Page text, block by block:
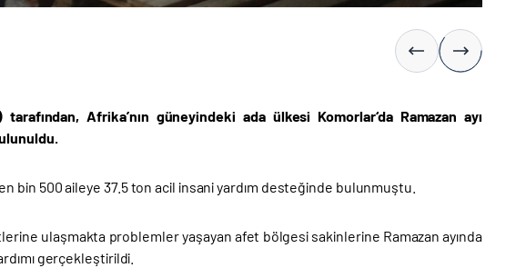
Afrika’nın güneyindeki ada ülkesi Komorlar‘da Ramazan ayı
bin 500 aileye 37.5 ton acil insani yardım desteğinde bulunmuştu.
ulaşmakta problemler yaşayan afet bölgesi sakinlerine Ramazan ayında
gerçekleştirildi.